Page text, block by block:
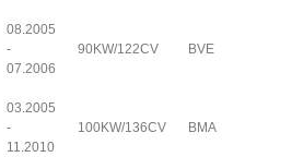
08.2005
-
07.2006
90KW/122CV BVE
03.2005
-
11.2010
100KW/136CV BMA